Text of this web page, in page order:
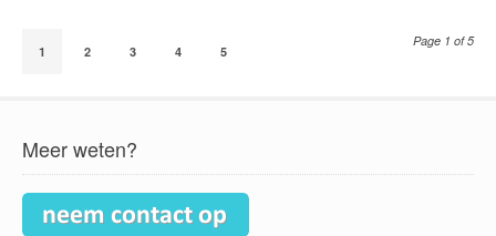
1 2 3 4 5
Page 1 of 5
Meer weten?